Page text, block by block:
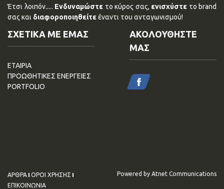
Έτσι λοιπόν..... Ενδυναμώστε το κύρος σας, ενισχύστε το brand
σας και διαφοροποιηθείτεέναντι του ανταγωνισμού!
ΣΧΕΤΙΚΑ ΜΕ ΕΜΑΣ
ΕΤΑΙΡΙΑ
ΠΡΟΩΘΗΤΙΚΕΣ ΕΝΕΡΓΕΙΕΣ
PORTFOLIO
ΑΚΟΛΟΥΘΗΣΤΕ
ΜΑΣ
ΑΡΘΡΑ
ΟΡΟΙ ΧΡΗΣΗΣ
ΕΠΙΚΟΙΝΩΝΙΑ
Powered by Atnet Communications